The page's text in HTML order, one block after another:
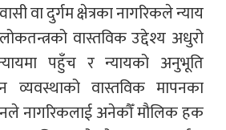
वा दुर्गम क्षेत्रका नागरिकले न्याय
वास्तविक उद्देश्य अधुरो
पहुँच र न्यायको अनुभूति
व्यवस्थाको वास्तविक मापनका
नागरिकलाई अनेकौँ मौलिक हक